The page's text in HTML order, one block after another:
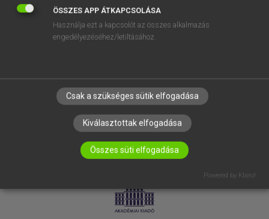
ELÉRHETŐSÉG
SÜTI BEÁLLÍTÁSOK
LICENCSZERZŐDÉS ADATVÉDELEM
ÖSSZES APP ÁTKAPCSOLÁSA
Használja ezt a kapcsolót az összes alkalmazás
engedélyezéséhez/letiltásához.
Csak a szükséges sütik elfogadása
Kiválasztottak elfogadása
Összes süti elfogadása
Powered by Klaro!